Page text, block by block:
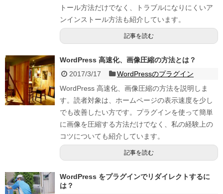
トール方法だけでなく、トラブルになりにくいア
ンインストール方法も紹介しています。
記事を読む
WordPress 高速化、画像圧縮の方法とは？
2017/3/17
WordPressのプラグイン
WordPress 高速化、画像圧縮の方法を説明しま
す。読者対象は、ホームページの表示速度を少し
でも改善したい方です。プラグインを使って簡単
に画像を圧縮する方法だけでなく、私の経験上の
コツについても紹介しています。
記事を読む
WordPress をプラグインでリダイレクトするに
は？